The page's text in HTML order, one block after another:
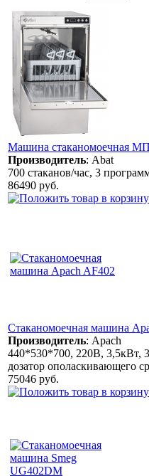
Машина стаканомоечная
Производитель: Abat
700 стаканов/час, 3
86490 руб.
Стаканомоечная машина
Производитель: Apach
440*530*700, 220В, 3,5кВт,
дозатор ополаскивающего
75046 руб.